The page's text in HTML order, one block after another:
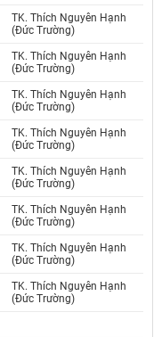
TK. Thích Nguyên Hạnh
(Đức Trường)
TK. Thích Nguyên Hạnh
(Đức Trường)
TK. Thích Nguyên Hạnh
(Đức Trường)
TK. Thích Nguyên Hạnh
(Đức Trường)
TK. Thích Nguyên Hạnh
(Đức Trường)
TK. Thích Nguyên Hạnh
(Đức Trường)
TK. Thích Nguyên Hạnh
(Đức Trường)
TK. Thích Nguyên Hạnh
(Đức Trường)